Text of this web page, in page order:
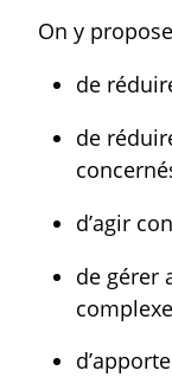
On y
de
de
d’agir
de gérer